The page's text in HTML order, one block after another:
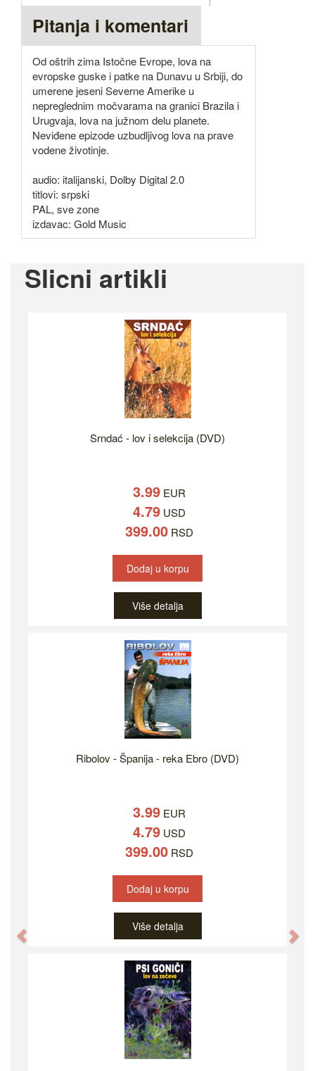
Pitanja i komentari
Od oštrih zima Istočne Evrope, lova na
evropske guske i patke na Dunavu u Srbiji, do
umerene jeseni Severne Amerike u
nepreglednim močvarama na granici Brazila i
Urugvaja, lova na južnom delu planete.
Neviđene epizode uzbudljivog lova na prave
vodene životinje.
audio: italijanski, Dolby Digital 2.0
titlovi: srpski
PAL, sve zone
izdavac: Gold Music
Slicni artikli
Srndać - lov i selekcija (DVD)
3.99 EUR
4.79 USD
399.00 RSD
Dodaj u korpu
Više detalja
Ribolov - Španija - reka Ebro (DVD)
3.99 EUR
4.79 USD
399.00 RSD
Dodaj u korpu
Više detalja